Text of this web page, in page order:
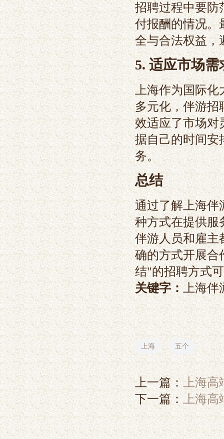
招聘过程中要防
付报酬的情况。
全与合法权益，
5. 适应市场
上海作为国际化
多元化，伴游
效适应了市场对
据自己的时间安
务。
总结
通过了解上海伴
种方式在提供服
伴游人员和雇主
确的方式开展合
结"的招聘方式
关键字： 上海伴
上海 五个
上一篇：上海高
下一篇： 上海